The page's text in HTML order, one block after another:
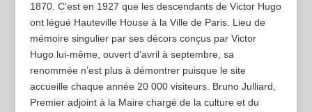
1870. C’est en 1927 que les descendants de Victor Hugo
ont légué Hauteville House à la Ville de Paris. Lieu de
mémoire singulier par ses décors conçus par Victor
Hugo lui-même, ouvert d’avril à septembre, sa
renommée n’est plus à démontrer puisque le site
accueille chaque année 20 000 visiteurs. Bruno Julliard,
Premier adjoint à la Maire chargé de la culture et du